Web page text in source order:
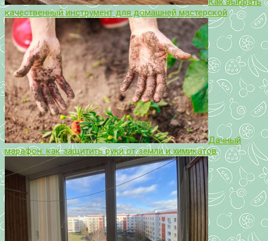
качественный инструмент для домашней мастерской
Дачный
марафон: как защитить руки от земли и химикатов